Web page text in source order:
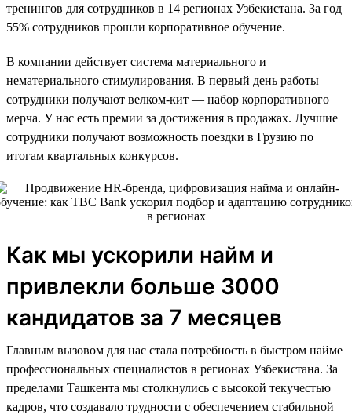
тренингов для сотрудников в 14 регионах Узбекистана. За год
55% сотрудников прошли корпоративное обучение.
В компании действует система материального и
нематериального стимулирования. В первый день работы
сотрудники получают велком-кит — набор корпоративного
мерча. У нас есть премии за достижения в продажах. Лучшие
сотрудники получают возможность поездки в Грузию по
итогам квартальных конкурсов.
Как мы ускорили найм и
привлекли больше 3000
кандидатов за 7 месяцев
Главным вызовом для нас стала потребность в быстром найме
профессиональных специалистов в регионах Узбекистана. За
пределами Ташкента мы столкнулись с высокой текучестью
кадров, что создавало трудности с обеспечением стабильной